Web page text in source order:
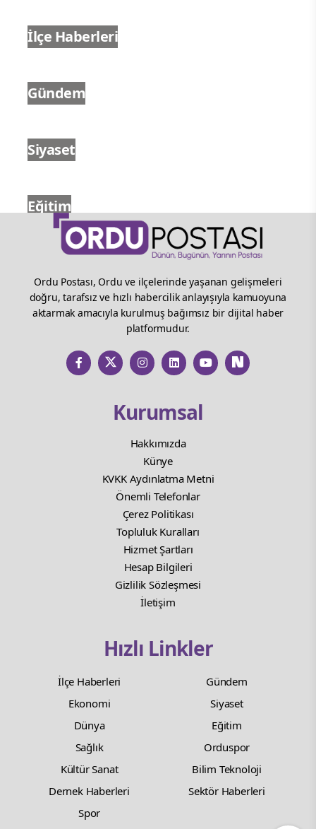
İlçe Haberleri
Gündem
Siyaset
Eğitim
Ordu Postası, Ordu ve ilçelerinde yaşanan gelişmeleri
doğru, tarafsız ve hızlı habercilik anlayışıyla kamuoyuna
aktarmak amacıyla kurulmuş bağımsız bir dijital haber
platformudur.
Kurumsal
Hakkımızda
Künye
KVKK Aydınlatma Metni
Önemli Telefonlar
Çerez Politikası
Topluluk Kuralları
Hizmet Şartları
Hesap Bilgileri
Gizlilik Sözleşmesi
İletişim
Hızlı Linkler
İlçe Haberleri
Gündem
Ekonomi
Siyaset
Dünya
Eğitim
Sağlık
Orduspor
Kültür Sanat
Bilim Teknoloji
Dernek Haberleri
Sektör Haberleri
Spor